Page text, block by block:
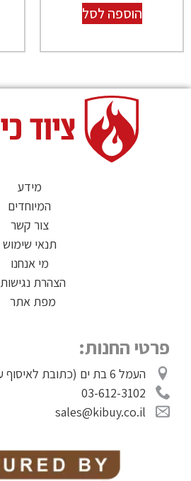
הוספה לסל
מידע
המיוחדים
צור קשר
תנאי שימוש
מי אנחנו
הצהרת נגישות
מפת אתר
פרטי החנות:
העמל 6 בת ים (כתובת לאיסוף עצמי)
03-612-3102
sales@kibuy.co.il